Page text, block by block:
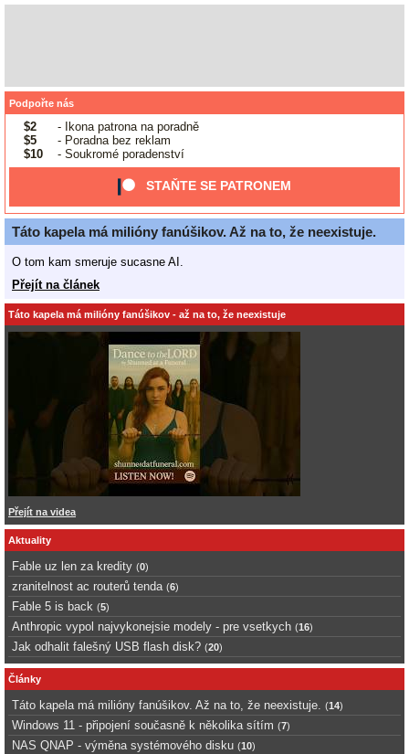
Podpořte nás
$2
- Ikona patrona na poradně
$5
- Poradna bez reklam
$10
- Soukromé poradenství
STAŇTE SE PATRONEM
Táto kapela má milióny fanúšikov. Až na to, že neexistuje.
O tom kam smeruje sucasne AI.
Přejít na článek
Táto kapela má milióny fanúšikov - až na to, že neexistuje
Přejít na videa
Aktuality
Fable uz len za kredity (0)
zranitelnost ac routerů tenda (6)
Fable 5 is back (5)
Anthropic vypol najvykonejsie modely - pre vsetkych (16)
Jak odhalit falešný USB flash disk? (20)
Články
Táto kapela má milióny fanúšikov. Až na to, že neexistuje. (14)
Windows 11 - připojení současně k několika sítím (7)
NAS QNAP - výměna systémového disku (10)